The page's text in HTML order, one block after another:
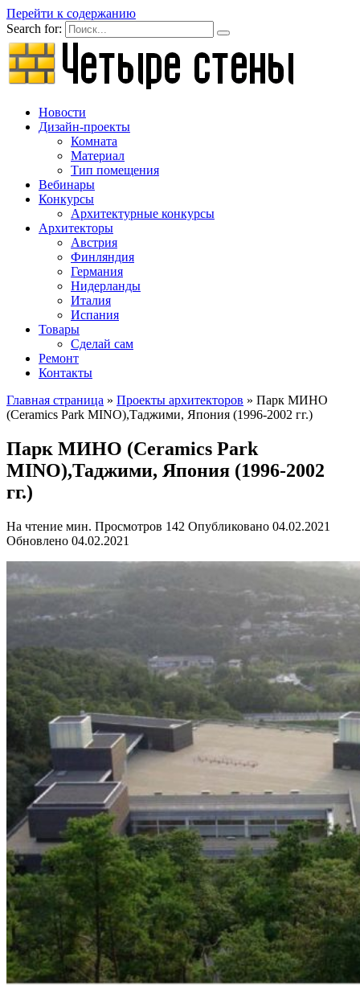
Перейти к содержанию
Search for:
Новости
Дизайн-проекты
Комната
Материал
Тип помещения
Вебинары
Конкурсы
Архитектурные конкурсы
Архитекторы
Австрия
Финляндия
Германия
Нидерланды
Италия
Испания
Товары
Сделай сам
Ремонт
Контакты
Главная страница » Проекты архитекторов » Парк МИНО
(Ceramics Park MINO),Таджими, Япония (1996-2002 гг.)
Парк МИНО (Ceramics Park
MINO),Таджими, Япония (1996-2002
гг.)
На чтение мин. Просмотров 142 Опубликовано 04.02.2021
Обновлено 04.02.2021